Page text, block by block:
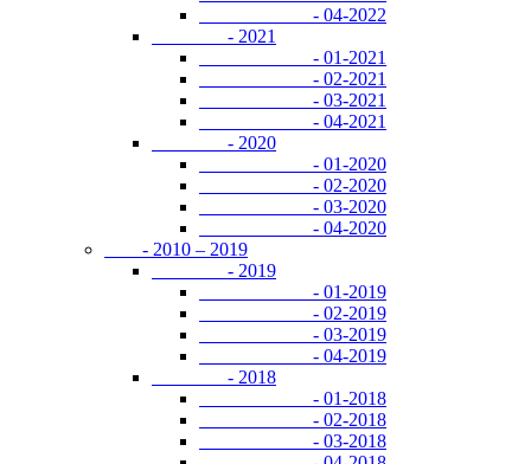
- 04-2022
- 2021
- 01-2021
- 02-2021
- 03-2021
- 04-2021
- 2020
- 01-2020
- 02-2020
- 03-2020
- 04-2020
- 2010 – 2019
- 2019
- 01-2019
- 02-2019
- 03-2019
- 04-2019
- 2018
- 01-2018
- 02-2018
- 03-2018